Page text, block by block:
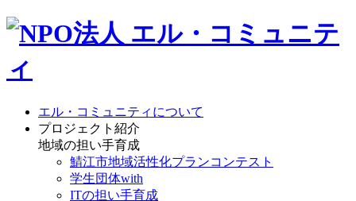
エル・コミュニティについて
プロジェクト紹介
地域の担い手育成
鯖江市地域活性化プランコンテスト
学生団体with
ITの担い手育成